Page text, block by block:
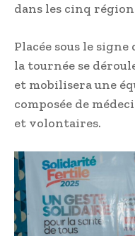
dans les cinq
Placée sous le
la tournée se
et mobilisera une
composée de
et volontaires.